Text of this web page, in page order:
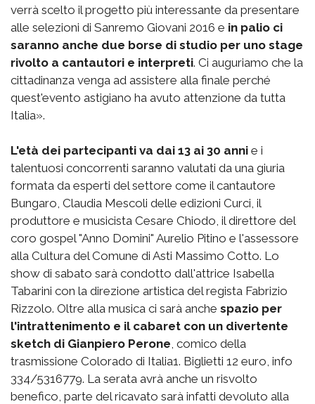
verrà scelto il progetto più interessante da presentare
alle selezioni di Sanremo Giovani 2016 e in palio ci
saranno anche due borse di studio per uno stage
rivolto a cantautori e interpreti. Ci auguriamo che la
cittadinanza venga ad assistere alla finale perché
quest'evento astigiano ha avuto attenzione da tutta
Italia».
L'età dei partecipanti va dai 13 ai 30 anni e i
talentuosi concorrenti saranno valutati da una giuria
formata da esperti del settore come il cantautore
Bungaro, Claudia Mescoli delle edizioni Curci, il
produttore e musicista Cesare Chiodo, il direttore del
coro gospel "Anno Domini" Aurelio Pitino e l'assessore
alla Cultura del Comune di Asti Massimo Cotto. Lo
show di sabato sarà condotto dall'attrice Isabella
Tabarini con la direzione artistica del regista Fabrizio
Rizzolo. Oltre alla musica ci sarà anche spazio per
l'intrattenimento e il cabaret con un divertente
sketch di Gianpiero Perone , comico della
trasmissione Colorado di Italia1. Biglietti 12 euro, info
334/5316779. La serata avrà anche un risvolto
benefico, parte del ricavato sarà infatti devoluto alla